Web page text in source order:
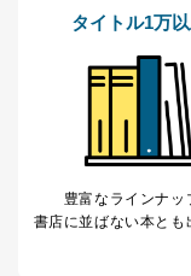
事務の遂行に支
④開示対象個人
開示対象個人
たはその代理
（内容の訂正
の停止または
個人情報は「マ
で、訂正、追加
す。マイペー
タイトル1万
豊富なラインナッ
書店に並ばない本とも